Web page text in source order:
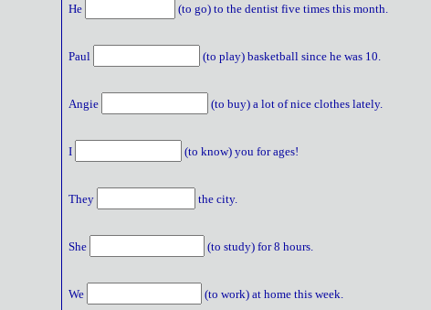
He (to go) to the dentist five times this month.
Paul (to play) basketball since he was 10.
Angie (to buy) a lot of nice clothes lately.
I (to know) you for ages!
They the city.
She (to study) for 8 hours.
We (to work) at home this week.